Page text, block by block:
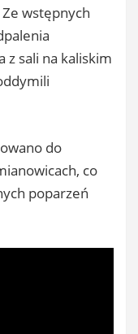
wstępnych
z sali na kaliskim
do
co
poparzeń